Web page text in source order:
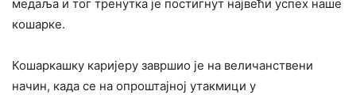
медаља и тог тренутка је постигнут највећи успех наше
кошарке.
Кошаркашку каријеру завршио је на величанствени
начин, када се на опроштајној утакмици у